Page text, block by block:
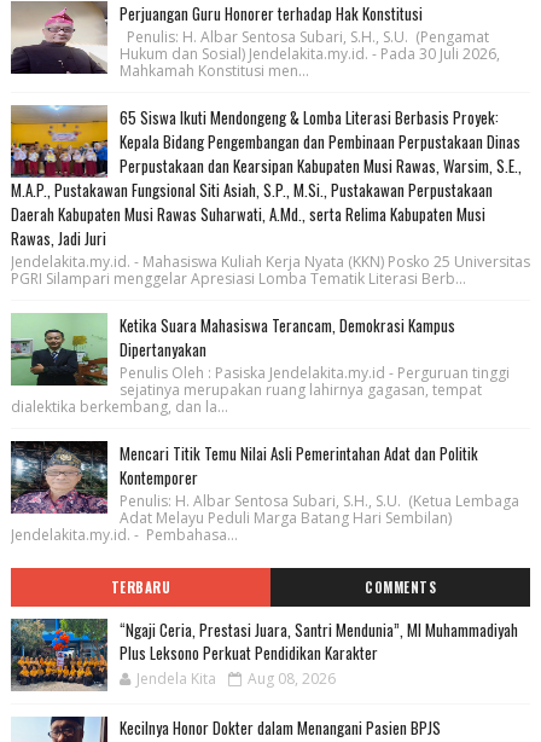
Perjuangan Guru Honorer terhadap Hak Konstitusi
Penulis: H. Albar Sentosa Subari, S.H., S.U. (Pengamat
Hukum dan Sosial) Jendelakita.my.id. - Pada 30 Juli 2026,
Mahkamah Konstitusi men...
65 Siswa Ikuti Mendongeng & Lomba Literasi Berbasis Proyek:
Kepala Bidang Pengembangan dan Pembinaan Perpustakaan Dinas
Perpustakaan dan Kearsipan Kabupaten Musi Rawas, Warsim, S.E.,
M.A.P., Pustakawan Fungsional Siti Asiah, S.P., M.Si., Pustakawan Perpustakaan
Daerah Kabupaten Musi Rawas Suharwati, A.Md., serta Relima Kabupaten Musi
Rawas, Jadi Juri
Jendelakita.my.id. - Mahasiswa Kuliah Kerja Nyata (KKN) Posko 25 Universitas
PGRI Silampari menggelar Apresiasi Lomba Tematik Literasi Berb...
Ketika Suara Mahasiswa Terancam, Demokrasi Kampus
Dipertanyakan
Penulis Oleh : Pasiska Jendelakita.my.id - Perguruan tinggi
sejatinya merupakan ruang lahirnya gagasan, tempat
dialektika berkembang, dan la...
Mencari Titik Temu Nilai Asli Pemerintahan Adat dan Politik
Kontemporer
Penulis: H. Albar Sentosa Subari, S.H., S.U. (Ketua Lembaga
Adat Melayu Peduli Marga Batang Hari Sembilan)
Jendelakita.my.id. - Pembahasa...
TERBARU COMMENTS
“Ngaji Ceria, Prestasi Juara, Santri Mendunia”, MI Muhammadiyah
Plus Leksono Perkuat Pendidikan Karakter
Jendela Kita Aug 08, 2026
Kecilnya Honor Dokter dalam Menangani Pasien BPJS